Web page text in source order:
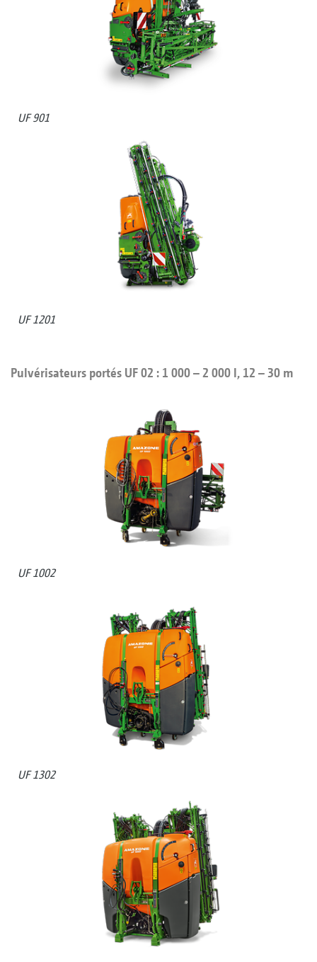
UF 901
UF 1201
Pulvérisateurs portés UF 02 : 1 000 – 2 000 l, 12 – 30 m
UF 1002
UF 1302